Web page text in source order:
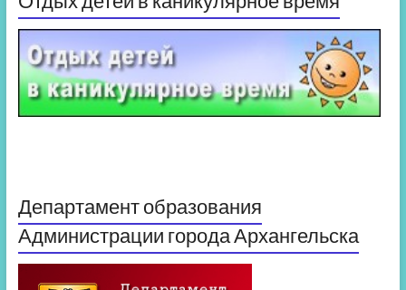
Департамент образования
Администрации города Архангельска